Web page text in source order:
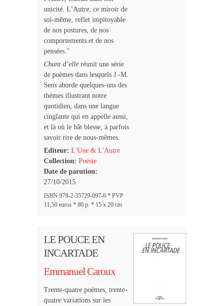
unicité. L’Autre, ce miroir de
soi-même, reflet impitoyable
de nos postures, de nos
comportements et de nos
pensées."
Chant d’elle réunit une série
de poèmes dans lesquels J.-M.
Sens aborde quelques-uns des
thèmes illustrant notre
quotidien, dans une langue
cinglante qui en appelle aussi,
et là où le bât blesse, à parfois
savoir rire de nous-mêmes.
Editeur: L'Une & L'Autre
Collection: Poésie
Date de parution:
27/10/2015
ISBN 978-2-35729-097-6 * PVP
11,50 euros * 80 p. * 15 x 20 cm
LE POUCE EN
INCARTADE
Emmanuel Caroux
Trente-quatre poèmes, trente-
quatre variations sur les